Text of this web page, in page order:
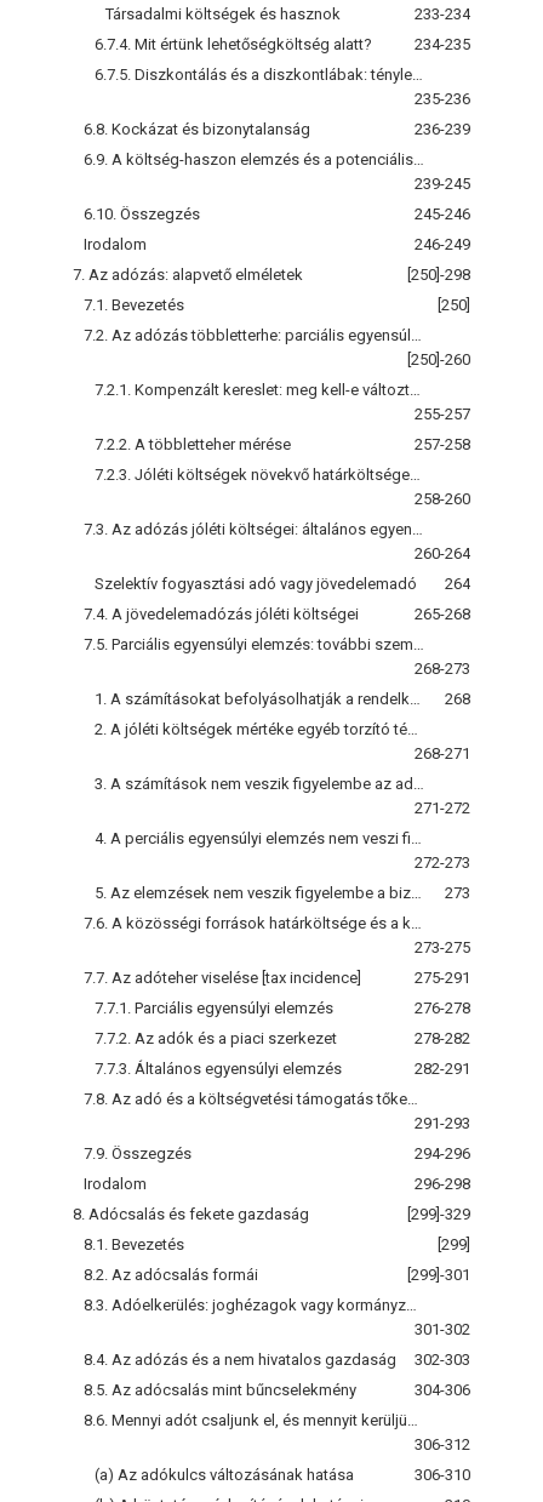
Társadalmi költségek és hasznok
233-234
6.7.4. Mit értünk lehetőségköltség alatt?
234-235
235-236
6.8. Kockázat és bizonytalanság
236-239
239-245
6.10. Összegzés
245-246
Irodalom
246-249
7. Az adózás: alapvető elméletek
[250]-298
7.1. Bevezetés
[250]
[250]-260
255-257
7.2.2. A többletteher mérése
257-258
258-260
260-264
Szelektív fogyasztási adó vagy jövedelemadó
264
7.4. A jövedelemadózás jóléti költségei
265-268
268-273
268
268-271
271-272
272-273
273
273-275
7.7. Az adóteher viselése [tax incidence]
275-291
7.7.1. Parciális egyensúlyi elemzés
276-278
7.7.2. Az adók és a piaci szerkezet
278-282
7.7.3. Általános egyensúlyi elemzés
282-291
291-293
7.9. Összegzés
294-296
Irodalom
296-298
8. Adócsalás és fekete gazdaság
[299]-329
8.1. Bevezetés
[299]
8.2. Az adócsalás formái
[299]-301
301-302
8.4. Az adózás és a nem hivatalos gazdaság
302-303
8.5. Az adócsalás mint bűncselekmény
304-306
306-312
(a) Az adókulcs változásának hatása
306-310